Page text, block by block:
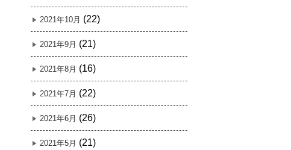
2021年10月 (22)
2021年9月 (21)
2021年8月 (16)
2021年7月 (22)
2021年6月 (26)
2021年5月 (21)